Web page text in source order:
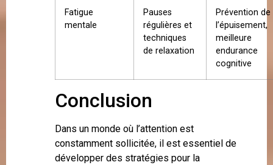
Fatigue
mentale
Pauses
régulières et
techniques
de relaxation
Prévention de
l’épuisement,
meilleure
endurance
cognitive
Conclusion
Dans un monde où l’attention est
constamment sollicitée, il est essentiel de
développer des stratégies pour la